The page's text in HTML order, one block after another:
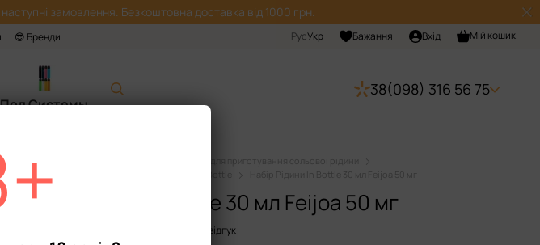
замовлення. Безкоштовна доставка від 1000 грн.
😎 Бренди РусУкр Бажання Вхід Мій кошик
Под Системы
38(098) 316 56 75
Головна
Набори для приготування сольової рідини
Набори для приготування сольової рідини In Bottle
Набір Рідини In Bottle 30 мл Feijoa 50 мг
Набір Рідини In Bottle 30 мл Feijoa 50 мг
Написати відгук